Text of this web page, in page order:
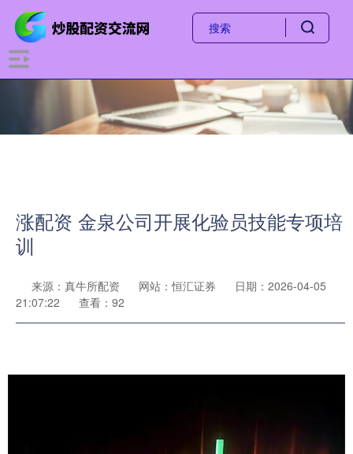
涨配资 金泉公司开展化验员技能专项培
训
来源：真牛所配资 网站：恒汇证券
日期：2026-04-05
21:07:22
查看：92